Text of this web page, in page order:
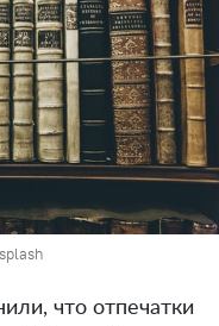
что отпечатки